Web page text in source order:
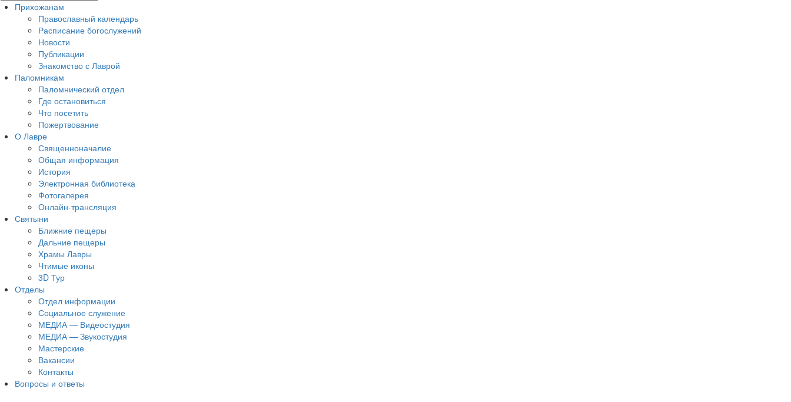
Прихожанам
Православный календарь
Расписание богослужений
Новости
Публикации
Знакомство с Лаврой
Паломникам
Паломнический отдел
Где остановиться
Что посетить
Пожертвование
О Лавре
Священноначалие
Общая информация
История
Электронная библиотека
Фотогалерея
Онлайн-трансляция
Святыни
Ближние пещеры
Дальние пещеры
Храмы Лавры
Чтимые иконы
3D Тур
Отделы
Отдел информации
Социальное служение
МЕДИА — Видеостудия
МЕДИА — Звукостудия
Мастерские
Вакансии
Контакты
Вопросы и ответы